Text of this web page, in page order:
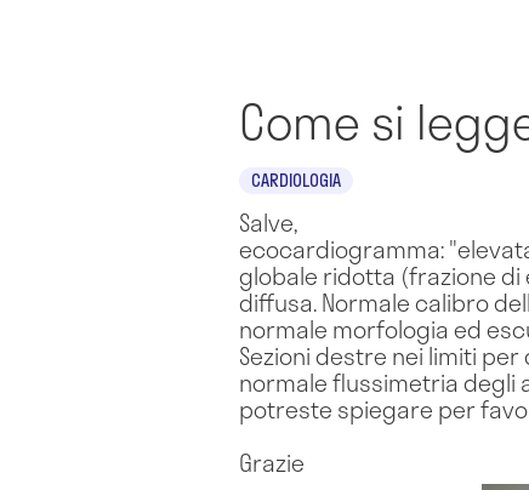
Come si
CARDIOLOGIA
Salve,
ecocardiogramma:
globale ridotta (frazione di
diffusa. Normale calibro
normale morfologia ed
Sezioni destre nei limiti
normale flussimetria degli
potreste spiegare per
Grazie